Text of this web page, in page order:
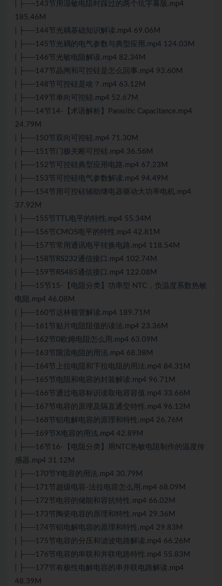
| ├──143节用湿敏电阻时踩过的两个坑字幕版.mp4
185.46M
| ├──144节光耦基础知识解读.mp4 69.06M
| ├──145节光耦的电气参数与典型应用.mp4 124.03M
| ├──146节光敏电阻解读.mp4 82.34M
| ├──147节晶闸和可控硅是怎么回事.mp4 93.60M
| ├──148节可控硅是啥？.mp4 63.12M
| ├──149节单向可控硅.mp4 52.67M
| ├──14节14-【术语解析】Parasitic Capacitance.mp4
24.79M
| ├──150节双向可控硅.mp4 71.30M
| ├──151节门极关断可控硅.mp4 36.56M
| ├──152节可控硅典型应用电路.mp4 67.23M
| ├──153节可控硅电气参数解读.mp4 94.49M
| ├──154节用可控硅辅助继电器驱动大功率电机.mp4
37.92M
| ├──155节TTL电平的特性.mp4 55.34M
| ├──156节CMOS电平的特性.mp4 42.81M
| ├──157节常用通讯电平转换电路.mp4 118.54M
| ├──158节RS232通信接口.mp4 102.74M
| ├──159节RS485通信接口.mp4 122.08M
| ├──15节15-【电阻分类】功率型 NTC，负温度系数热敏
电阻.mp4 46.08M
| ├──160节达林顿管解读.mp4 189.71M
| ├──161节贴片电阻阻值的读法.mp4 23.36M
| ├──162节0欧姆电阻怎么用.mp4 63.09M
| ├──163节限流电阻的用法.mp4 68.38M
| ├──164节上拉电阻和下拉电阻的用法.mp4 84.31M
| ├──165节电阻和电容的封装解读.mp4 96.71M
| ├──166节通过电容标识读取电容容值.mp4 33.66M
| ├──167节电容的原理及隔直通交特性.mp4 96.12M
| ├──168节铝电解电容的原理和特性.mp4 26.76M
| ├──169节X电容的用法.mp4 42.89M
| ├──16节16-【电阻分类】用NTC热敏电阻制作的温度传
感器.mp4 31.12M
| ├──170节Y电容的用法.mp4 30.79M
| ├──171节超级电容-法拉电容怎么用.mp4 68.09M
| ├──172节电容的储能和容抗特性.mp4 66.02M
| ├──173节陶瓷电容的原理和特性.mp4 29.36M
| ├──174节铝电解电容的原理和特性.mp4 29.83M
| ├──175节电容的分压和滤波电路解读.mp4 66.26M
| ├──176节电容的串联和并联电路特性.mp4 55.83M
| ├──177节有极性电解电容的串并联电路解读.mp4
48.39M